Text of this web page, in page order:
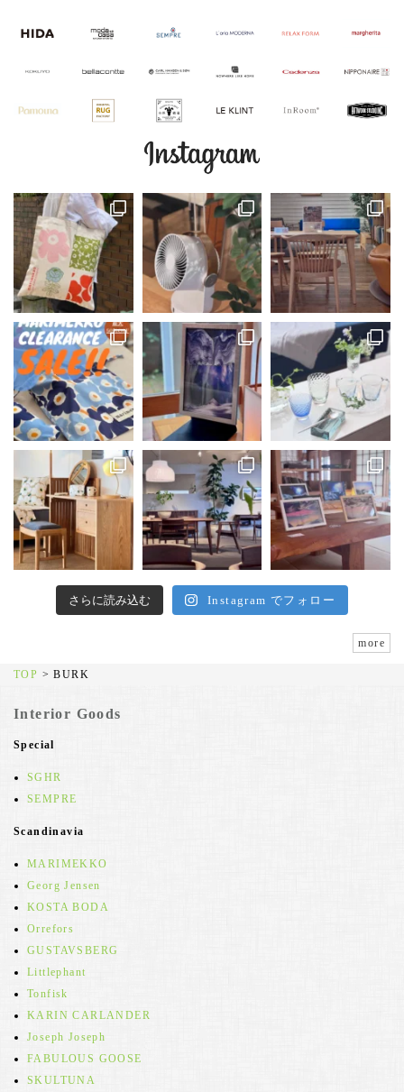
さらに読み込む Instagram でフォロー
more
TOP >BURK
Interior Goods
Special
SGHR
SEMPRE
Scandinavia
MARIMEKKO
Georg Jensen
KOSTA BODA
Orrefors
GUSTAVSBERG
Littlephant
Tonfisk
KARIN CARLANDER
Joseph Joseph
FABULOUS GOOSE
SKULTUNA